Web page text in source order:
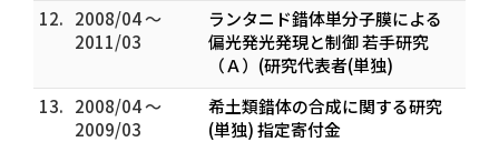
12. 2008/04 ～
2011/03
ランタニド錯体単分子膜による
偏光発光発現と制御 若手研究
（Ａ）(研究代表者(単独)
13. 2008/04 ～
2009/03
希土類錯体の合成に関する研究
(単独) 指定寄付金